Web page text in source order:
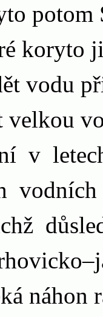
potom
koryto
vodu
velkou
v
náhon